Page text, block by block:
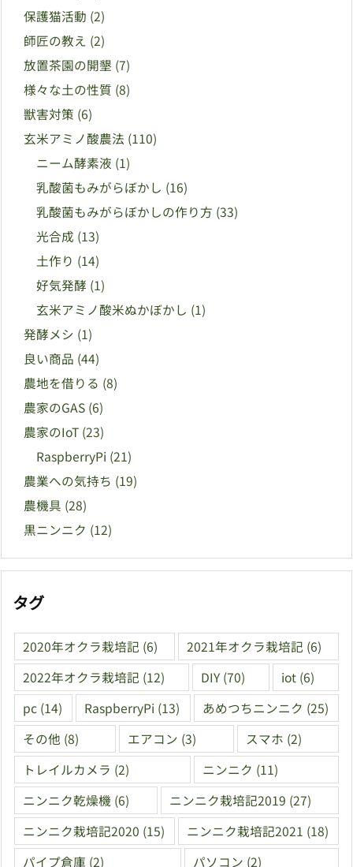
保護猫活動 (2)
師匠の教え (2)
放置茶園の開墾 (7)
様々な土の性質 (8)
獣害対策 (6)
玄米アミノ酸農法 (110)
ニーム酵素液 (1)
乳酸菌もみがらぼかし (16)
乳酸菌もみがらぼかしの作り方 (33)
光合成 (13)
土作り (14)
好気発酵 (1)
玄米アミノ酸米ぬかぼかし (1)
発酵メシ (1)
良い商品 (44)
農地を借りる (8)
農家のGAS (6)
農家のIoT (23)
RaspberryPi (21)
農業への気持ち (19)
農機具 (28)
黒ニンニク (12)
タグ
2020年オクラ栽培記 (6) 2021年オクラ栽培記 (6)
2022年オクラ栽培記 (12) DIY (70) iot (6)
pc (14) RaspberryPi (13) あめつちニンニク (25)
その他 (8) エアコン (3) スマホ (2)
トレイルカメラ (2) ニンニク (11)
ニンニク乾燥機 (6) ニンニク栽培記2019 (27)
ニンニク栽培記2020 (15) ニンニク栽培記2021 (18)
パイプ倉庫 (2) パソコン (2)